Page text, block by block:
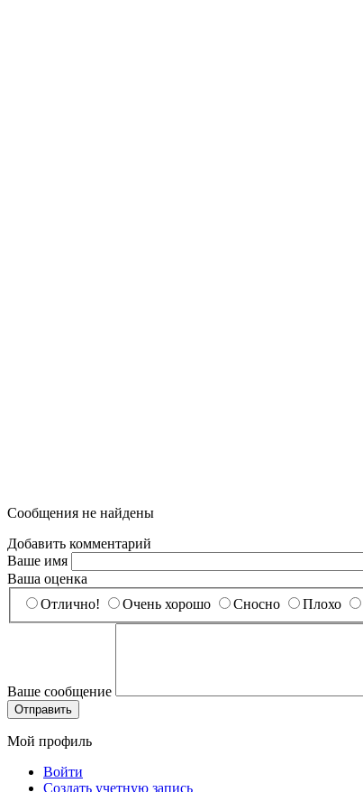
Сообщения не найдены
Добавить комментарий
Ваше имя
Ваша оценка
Отлично!
Очень хорошо Сносно Плохо
Ваше сообщение
Мой профиль
Войти
Создать учетную запись